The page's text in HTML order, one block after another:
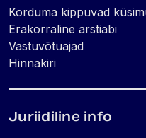
Korduma kippuvad
Erakorraline arstiabi
Vastuvõtuajad
Hinnakiri
Juriidiline info